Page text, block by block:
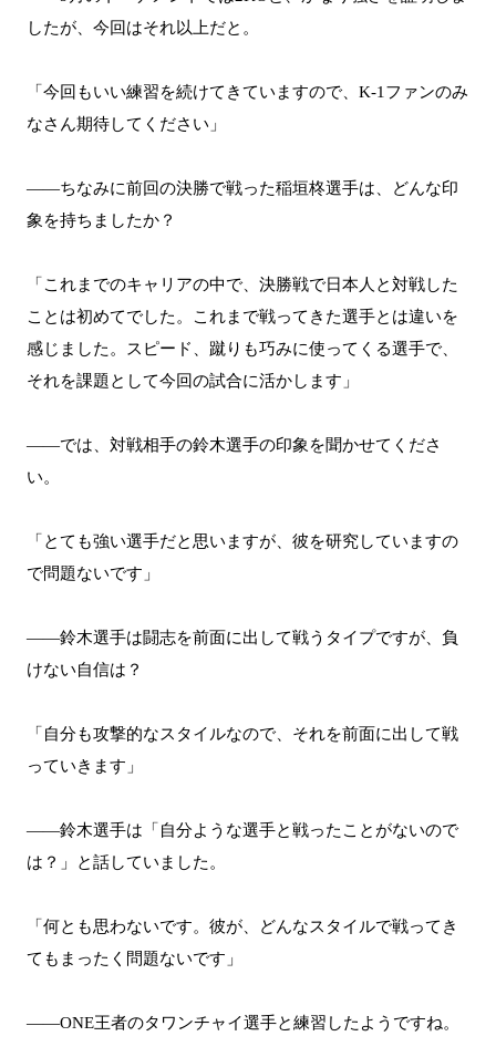
したが、今回はそれ以上だと。
「今回もいい練習を続けてきていますので、K-1ファンのみ
なさん期待してください」
――ちなみに前回の決勝で戦った稲垣柊選手は、どんな印
象を持ちましたか？
「これまでのキャリアの中で、決勝戦で日本人と対戦した
ことは初めてでした。これまで戦ってきた選手とは違いを
感じました。スピード、蹴りも巧みに使ってくる選手で、
それを課題として今回の試合に活かします」
――では、対戦相手の鈴木選手の印象を聞かせてくださ
い。
「とても強い選手だと思いますが、彼を研究していますの
で問題ないです」
――鈴木選手は闘志を前面に出して戦うタイプですが、負
けない自信は？
「自分も攻撃的なスタイルなので、それを前面に出して戦
っていきます」
――鈴木選手は「自分ような選手と戦ったことがないので
は？」と話していました。
「何とも思わないです。彼が、どんなスタイルで戦ってき
てもまったく問題ないです」
――ONE王者のタワンチャイ選手と練習したようですね。